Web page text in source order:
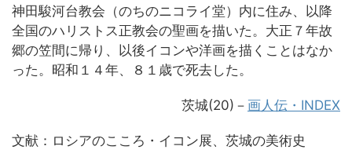
神田駿河台教会（のちのニコライ堂）内に住み、以降
全国のハリストス正教会の聖画を描いた。大正７年故
郷の笠間に帰り、以後イコンや洋画を描くことはなか
った。昭和１４年、８１歳で死去した。
茨城(20)－ 画人伝・INDEX
文献：ロシアのこころ・イコン展、茨城の美術史